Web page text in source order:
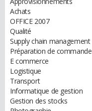
Achats
OFFICE 2007
Qualité
Supply chain management
Préparation de commande
E commerce
Logistique
Transport
Informatique de gestion
Gestion des stocks